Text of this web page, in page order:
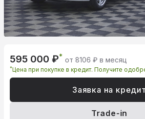
595 000 ₽* от 8106 ₽ в месяц
*Цена при покупке в кредит. Получите
Заявка на кредит
Trade-in